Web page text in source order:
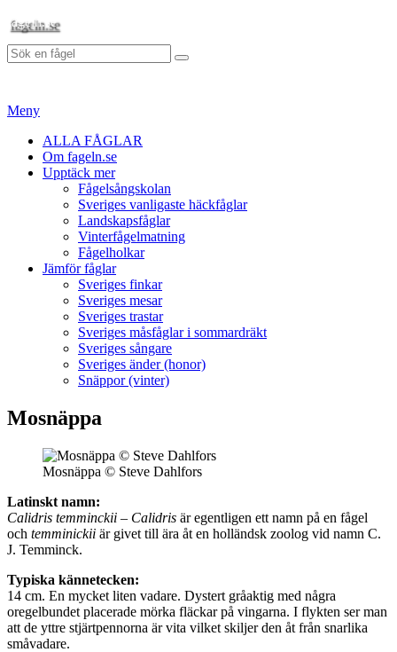
Hoppa
till
innehåll
fageln.se
Sök
efter:
Sök
Meny
Primär
meny
ALLA FÅGLAR
Om fageln.se
Upptäck mer
Fågelsångskolan
Sveriges vanligaste häckfåglar
Landskapsfåglar
Vinterfågelmatning
Fågelholkar
Jämför fåglar
Sveriges finkar
Sveriges mesar
Sveriges trastar
Sveriges måsfåglar i sommardräkt
Sveriges sångare
Sveriges änder (honor)
Snäppor (vinter)
Mosnäppa
Mosnäppa © Steve Dahlfors
Latinskt namn:
Calidris temminckii – Calidris är egentligen ett namn på en fågel
och temminickii är givet till ära åt en holländsk zoolog vid namn C.
J. Temminck.
Typiska kännetecken:
14 cm. En mycket liten vadare. Dystert gråaktig med några
oregelbundet placerade mörka fläckar på vingarna. I flykten ser man
att de yttre stjärtpennorna är vita vilket skiljer den åt från snarlika
småvadare.